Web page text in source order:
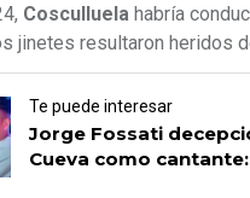
Cosculluela habría
jinetes resultaron heridos
Te puede interesar
Jorge Fossati
Cueva como